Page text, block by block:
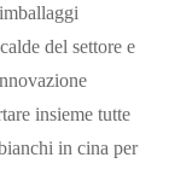
del settore e
insieme tutte
in cina per